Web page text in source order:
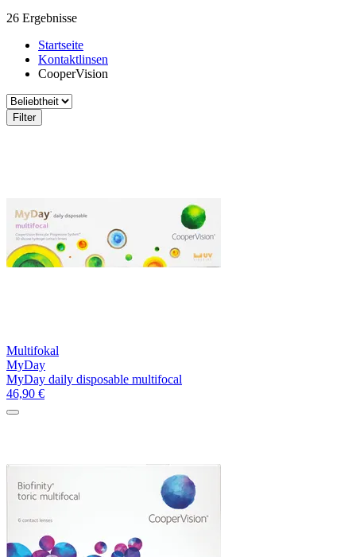
26 Ergebnisse
Startseite
Kontaktlinsen
CooperVision
Filter
Multifokal
MyDay
MyDay daily disposable multifocal
46,90 €